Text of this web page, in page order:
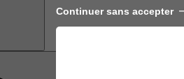
Continuer sans accepter